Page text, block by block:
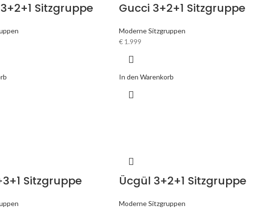
Sitzgruppe Gucci 3+2+1 Sitzgruppe
Moderne Sitzgruppen
€ 1.999
In den Warenkorb
Sitzgruppe Ücgül 3+2+1 Sitzgruppe
Moderne Sitzgruppen